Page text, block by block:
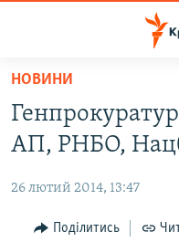
Перейти
основного
матеріалу
до
навігації
ВОДА.КРИМ
ПОЛІТИКА
БЛОГИ
НОВИНИ
АП, РНБО,
26 лютий 2014, 13:47
Поділитись